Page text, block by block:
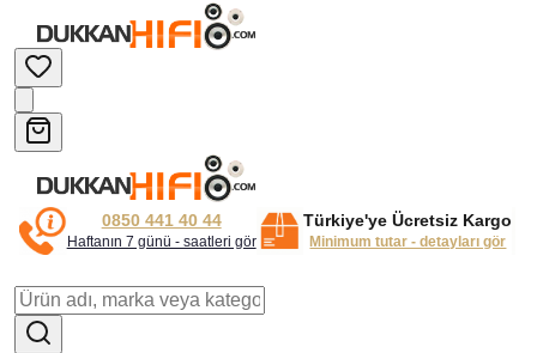
0850 441 40 44
Haftanın 7 günü - saatleri gör
Türkiye'ye Ücretsiz Kargo
Minimum tutar - detayları gör